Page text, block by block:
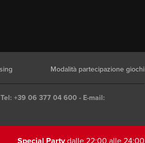
Special Party dalle 22:00 alle 24:00
Modalità partecipazione giochi
+39 06 377 04 600 - E-mail: